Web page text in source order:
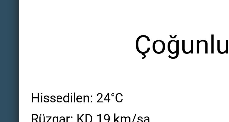
ÖMERLI HAVA DURUMU
YAVUZ SINAN HAVA DURUMU
EVLIYA ÇELEBI HAVA DURUMU